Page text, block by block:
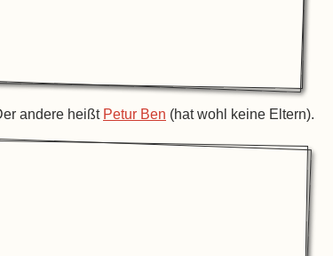
andere heißt Petur Ben (hat wohl keine Eltern).